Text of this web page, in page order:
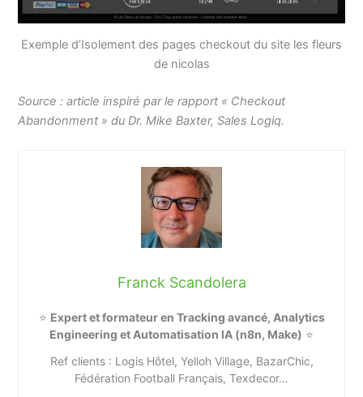
Exemple d’Isolement des pages checkout du site les fleurs
de nicolas
Source : article inspiré par le rapport « Checkout
Abandonment » du Dr. Mike Baxter, Sales Logiq.
Franck Scandolera
⭐ Expert et formateur en Tracking avancé, Analytics
Engineering et Automatisation IA (n8n, Make) ⭐
Ref clients : Logis Hôtel, Yelloh Village, BazarChic,
Fédération Football Français, Texdecor…